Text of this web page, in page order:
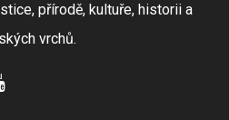
přírodě, kultuře, historii a
vrchů.